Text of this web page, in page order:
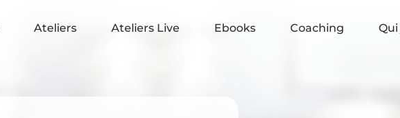
Ateliers Ateliers Live Ebooks Coaching Qui